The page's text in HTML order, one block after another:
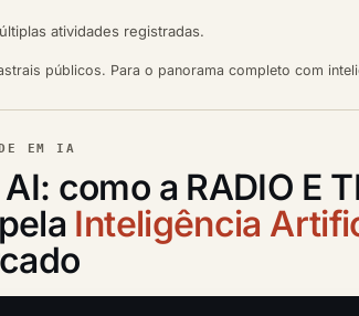
atividades registradas.
públicos. Para o panorama completo com
EM IA
como a RADIO E
Inteligência